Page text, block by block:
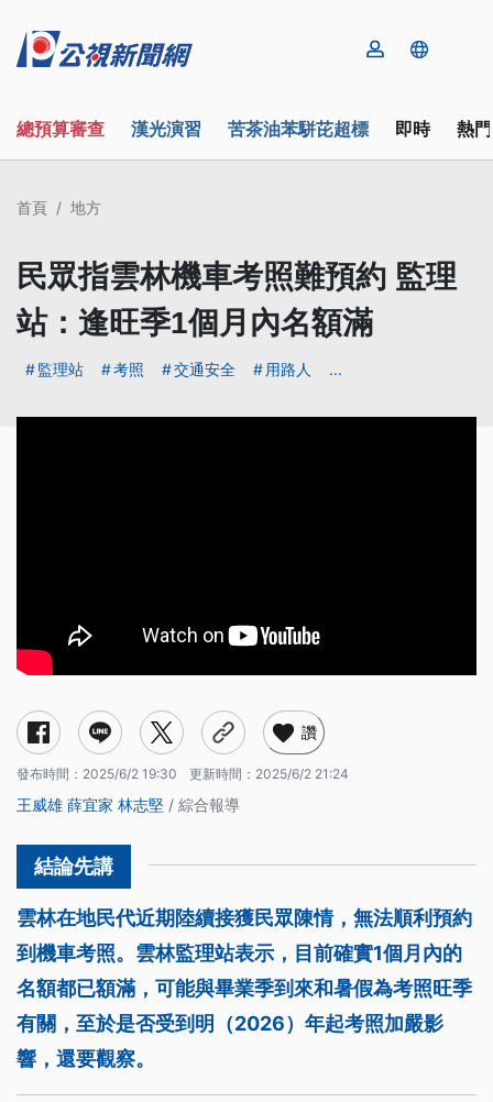
總預算審查 漢光演習 苦茶油苯駢芘超標 即時 熱
首頁 地方
民眾指雲林機車考照難預約 監理
站：逢旺季1個月內名額滿
監理站 考照 交通安全 用路人 ...
讚
發布時間： 2025/6/2 19:30 更新時間： 2025/6/2 21:24
王威雄 薛宜家 林志堅 / 綜合報導
雲林在地民代近期陸續接獲民眾陳情，無法順利預約
到機車考照。雲林監理站表示，目前確實1個月內的
名額都已額滿，可能與畢業季到來和暑假為考照旺季
有關，至於是否受到明（2026）年起考照加嚴影
響，還要觀察。